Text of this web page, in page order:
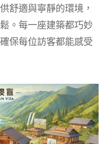
舒適與寧靜的環境，
。每一座建築都巧妙
保每位訪客都能感受